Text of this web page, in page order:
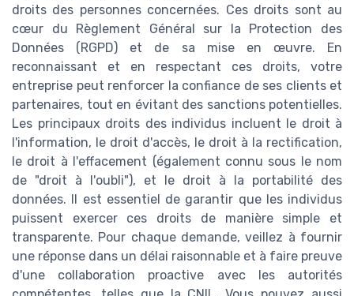
droits des personnes concernées. Ces droits sont au
cœur du Règlement Général sur la Protection des
Données (RGPD) et de sa mise en œuvre. En
reconnaissant et en respectant ces droits, votre
entreprise peut renforcer la confiance de ses clients et
partenaires, tout en évitant des sanctions potentielles.
Les principaux droits des individus incluent le droit à
l'information, le droit d'accès, le droit à la rectification,
le droit à l'effacement (également connu sous le nom
de "droit à l'oubli"), et le droit à la portabilité des
données. Il est essentiel de garantir que les individus
puissent exercer ces droits de manière simple et
transparente. Pour chaque demande, veillez à fournir
une réponse dans un délai raisonnable et à faire preuve
d'une collaboration proactive avec les autorités